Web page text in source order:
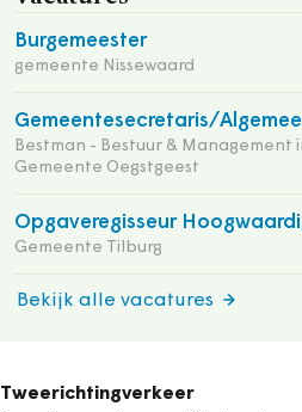
Burgemeester
gemeente Nissewaard
Gemeentesecretaris/
Bestman - Bestuur & Management
Gemeente Oegstgeest
Opgaveregisseur
Gemeente Tilburg
Bekijk alle vacatures
Tweerichtingverkeer